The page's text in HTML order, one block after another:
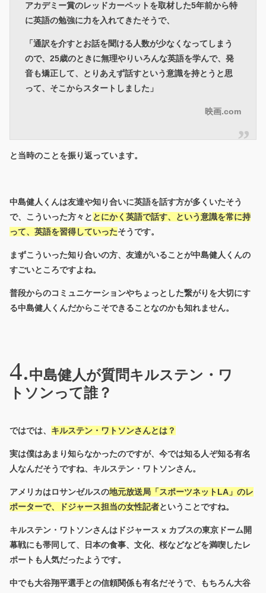
アカデミー賞のレッドカーペットを取材した5年前から特
に英語の勉強に力を入れてきたそうで、
「通訳を介すとお話を聞ける人数が少なくなってしまう
ので、25歳のときに無理やりいろんな英語を学んで、発
音も矯正して、とりあえず話すという意識を持とうと思
って、そこからスタートしました」
映画.com
と当時のことを振り返っています。
中島健人くんは友達や知り合いに英語を話す方が多くいたそう
で、こういった方々と とにかく英語で話す、という意識を常に持
って、英語を習得していったそうです。
まずこういった知り合いの方、友達がいることが中島健人くんの
すごいところですよね。
普段からのコミュニケーションやちょっとした繋がりを大切にす
る中島健人くんだからこそできることなのかも知れません。
中島健人が質問キルステン・ワ
トソンって誰？
ではでは、 キルステン・ワトソンさんとは？
実は僕はあまり知らなかったのですが、今では知る人ぞ知る有名
人なんだそうですね、キルステン・ワトソンさん。
アメリカはロサンゼルスの地元放送局「スポーツネットLA」のレ
ポーターで、ドジャース担当の女性記者ということですね。
キルステン・ワトソンさんはドジャース x カブスの東京ドーム開
幕戦にも帯同して、日本の食事、文化、桜などなどを満喫したレ
ポートも人気だったようです。
中でも大谷翔平選手との信頼関係も有名だそうで、もちろん大谷